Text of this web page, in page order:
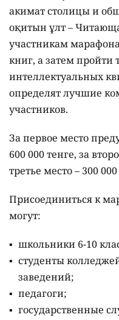
акимат столицы и
оқитын ұлт –
участникам
книг, а затем пройти
интеллектуальных
определят лучшие
участников.
За первое место
600 000 тенге, за
третье место – 300
Присоединиться к
могут:
школьники 6-10
студенты
заведений;
педагоги;
государственные